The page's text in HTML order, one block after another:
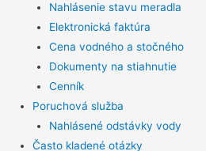
Nahlásenie stavu meradla
Elektronická faktúra
Cena vodného a stočného
Dokumenty na stiahnutie
Cenník
Poruchová služba
Nahlásené odstávky vody
Často kladené otázky